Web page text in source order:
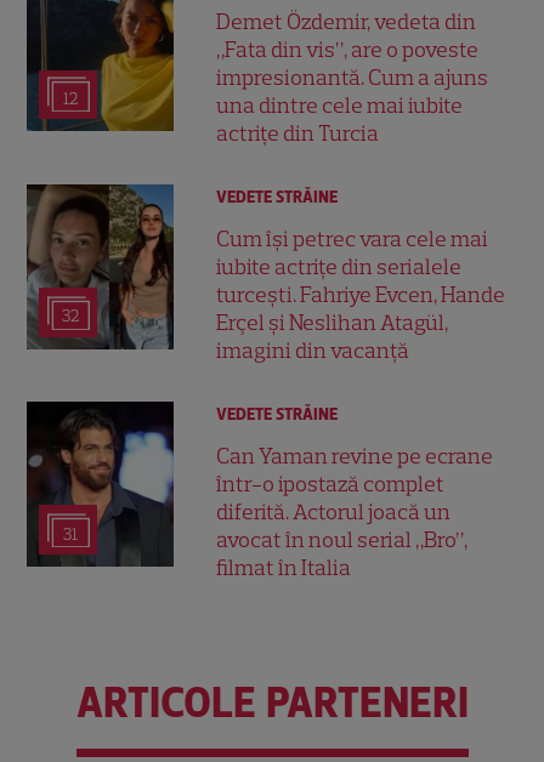
12
Demet Özdemir, vedeta din
„Fata din vis”, are o poveste
impresionantă. Cum a ajuns
una dintre cele mai iubite
actrițe din Turcia
32
VEDETE STRĂINE
Cum își petrec vara cele mai
iubite actrițe din serialele
turcești. Fahriye Evcen, Hande
Erçel și Neslihan Atagül,
imagini din vacanță
31
VEDETE STRĂINE
Can Yaman revine pe ecrane
într-o ipostază complet
diferită. Actorul joacă un
avocat în noul serial „Bro”,
filmat în Italia
ARTICOLE PARTENERI